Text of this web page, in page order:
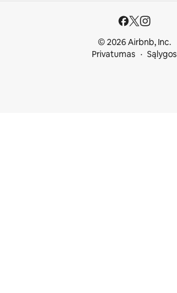
© 2026 Airbnb, Inc.
Privatumas
Sąlygos